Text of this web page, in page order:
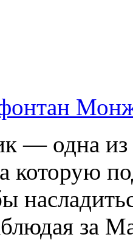
— одна из
которую
за